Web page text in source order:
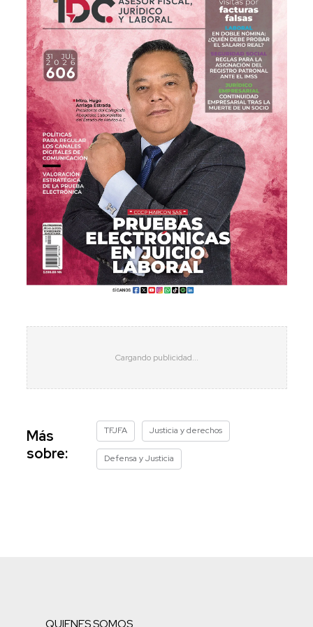
Más
sobre:
TFJFA Justicia y derechos
Defensa y Justicia
QUIENES SOMOS